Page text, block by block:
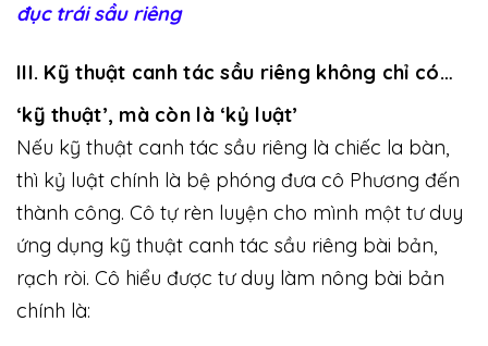
đục trái sầu riêng
III. Kỹ thuật canh tác sầu riêng không chỉ có…
‘kỹ thuật’, mà còn là ‘kỷ luật’
Nếu kỹ thuật canh tác sầu riêng là chiếc la bàn,
thì kỷ luật chính là bệ phóng đưa cô Phương đến
thành công. Cô tự rèn luyện cho mình một tư duy
ứng dụng kỹ thuật canh tác sầu riêng bài bản,
rạch ròi. Cô hiểu được tư duy làm nông bài bản
chính là: